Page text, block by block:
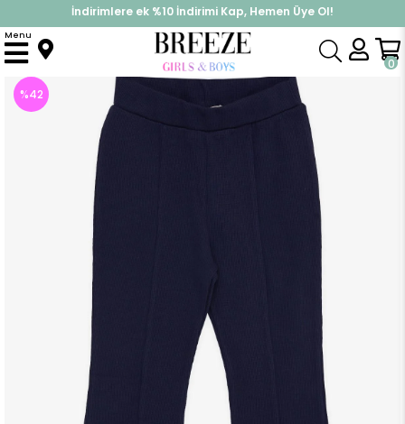
%30 Sepette Yaz İndirimi, Hemen Al!
İndirimlere ek %10 İndirimi Kap, Hemen Üye Ol!
0
Menu
Anasayfa Alt Giyim Tayt
%42